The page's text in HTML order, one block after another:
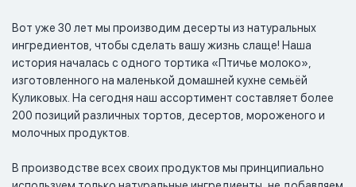
Вот уже 30 лет мы производим десерты из натуральных
ингредиентов, чтобы сделать вашу жизнь слаще! Наша
история началась с одного тортика «Птичье молоко»,
изготовленного на маленькой домашней кухне семьёй
Куликовых. На сегодня наш ассортимент составляет более
200 позиций различных тортов, десертов, мороженого и
молочных продуктов.
В производстве всех своих продуктов мы принципиально